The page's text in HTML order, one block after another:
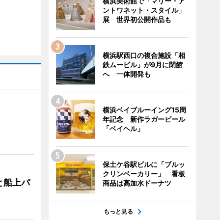
船上パ
ントワネット・スタイル」
展 世界初公開作品も
横浜駅西口の複合施設「相
鉄ムービル」が9月に閉館
へ 一体開発も
横浜ベイブルーイング15周
年記念 新作ラガービール
「ベイヘル」
保土ケ谷駅ビルに「ブルッ
クリンベーカリー」 看板
商品は高加水ドーナツ
もっと見る